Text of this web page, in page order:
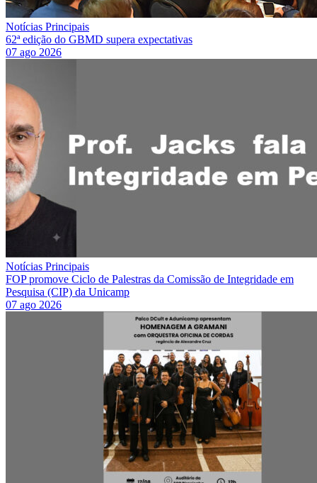
Notícias Principais
62ª edição do GBMD supera expectativas
07 ago 2026
Notícias Principais
FOP promove Ciclo de Palestras da Comissão de Integridade em
Pesquisa (CIP) da Unicamp
07 ago 2026